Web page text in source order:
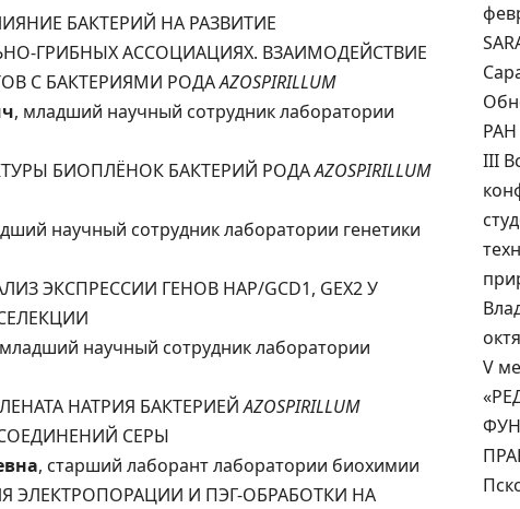
БАКТЕРИЙ НА РАЗВИТИЕ
ГРИБНЫХ АССОЦИАЦИЯХ. ВЗАИМОДЕЙСТВИЕ
С БАКТЕРИЯМИ РОДАAZOSPIRILLUM
, младший научный сотрудник лаборатории
БИОПЛЁНОК БАКТЕРИЙ РОДАAZOSPIRILLUM
научный сотрудник лаборатории генетики
ЭКСПРЕССИИ ГЕНОВ HAP/GCD1, GEX2 У
научный сотрудник лаборатории
НАТРИЯ БАКТЕРИЕЙAZOSPIRILLUM
СЕРЫ
, старший лаборант лаборатории биохимии
ЭЛЕКТРОПОРАЦИИ И ПЭГ-ОБРАБОТКИ НА
РАН
III
V